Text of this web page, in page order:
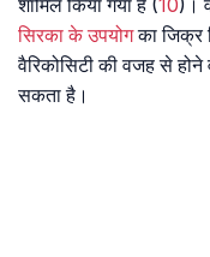
शामिल किया गया है (10)।
सिरका के उपयोगका जिक्र
वैरिकोसिटी की वजह से
सकता है।